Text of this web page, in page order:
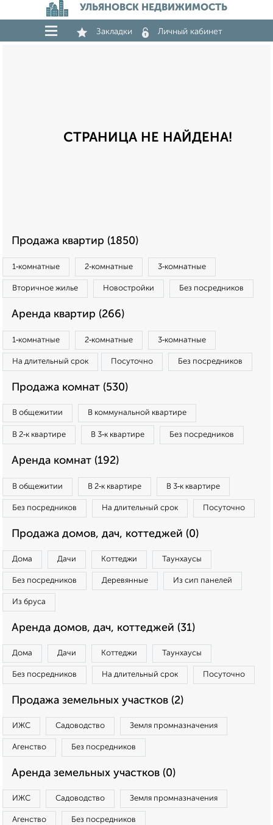
УЛЬЯНОВСК НЕДВИЖИМОСТЬ
Закладки Личный кабинет
СТРАНИЦА НЕ НАЙДЕНА!
Продажа квартир (1850)
1‑комнатные 2‑комнатные 3‑комнатные
Вторичное жилье Новостройки Без посредников
Аренда квартир (266)
1‑комнатные 2‑комнатные 3‑комнатные
На длительный срок Посуточно Без посредников
Продажа комнат (530)
В общежитии В коммунальной квартире
В 2‑к квартире В 3‑к квартире Без посредников
Аренда комнат (192)
В общежитии В 2‑к квартире В 3‑к квартире
Без посредников На длительный срок Посуточно
Продажа домов, дач, коттеджей (0)
Дома Дачи Коттеджи Таунхаусы
Без посредников Деревянные Из сип панелей
Из бруса
Аренда домов, дач, коттеджей (31)
Дома Дачи Коттеджи Таунхаусы
Без посредников На длительный срок Посуточно
Продажа земельных участков (2)
ИЖС Садоводство Земля промназначения
Агенство Без посредников
Аренда земельных участков (0)
ИЖС Садоводство Земля промназначения
Агенство Без посредников